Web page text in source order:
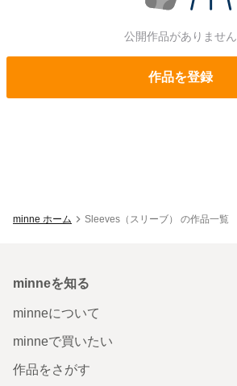
公開作品がありません
作品を登録
minne ホーム Sleeves（スリーブ） の作品一覧
minneを知る
minneについて
minneで買いたい
作品をさがす